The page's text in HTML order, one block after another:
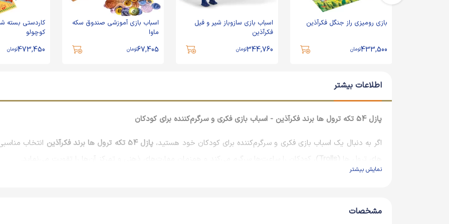
بازی رومیزی راز جنگل فکرآذین
433,500تومان
اسباب بازی سازوباز شیر و فیل
فکرآذین
344,760تومان
اسباب بازی آموزشی صندوق سکه
ماوا
67,405تومان
کوچولو
473,450تومان
اطلاعات بیشتر
پازل 54 تکه ترول ها برند فکرآذین - اسباب بازی فکری و سرگرم‌کننده برای کودکان
اگر به دنبال یک اسباب بازی فکری و سرگرم‌کننده برای کودکان خود هستید، پازل 54 تکه ترول ها برند فکرآذین
انتخاب
نمایش بیشتر
مشخصات